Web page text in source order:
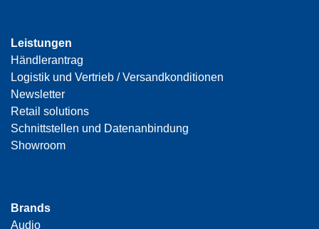
Leistungen
Händlerantrag
Logistik und Vertrieb / Versandkonditionen
Newsletter
Retail solutions
Schnittstellen und Datenanbindung
Showroom
Brands
Audio